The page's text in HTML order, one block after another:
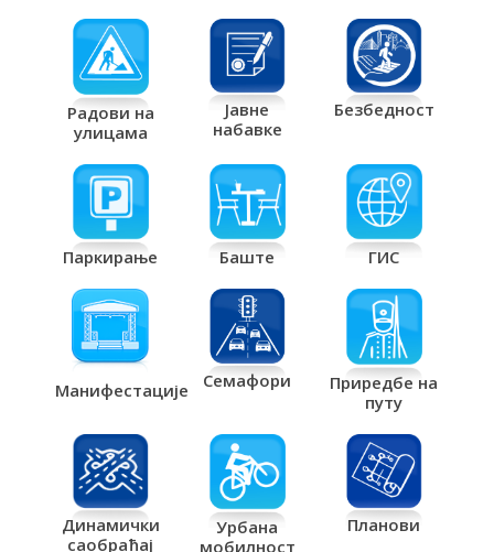
Радови на
улицама
Јавне
набавке
Безбедност
Паркирање Баште ГИС
Манифестације Семафори
Приредбе на
путу
Динамички
саобраћај
Урбана
мобилност
Планови